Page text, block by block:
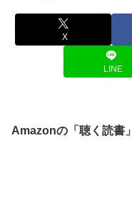
X
LINE
Amazonの「聴く読書